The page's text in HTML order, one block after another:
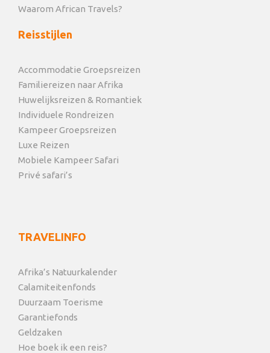
Waarom African Travels?
Reisstijlen
Accommodatie Groepsreizen
Familiereizen naar Afrika
Huwelijksreizen & Romantiek
Individuele Rondreizen
Kampeer Groepsreizen
Luxe Reizen
Mobiele Kampeer Safari
Privé safari’s
TRAVELINFO
Afrika’s Natuurkalender
Calamiteitenfonds
Duurzaam Toerisme
Garantiefonds
Geldzaken
Hoe boek ik een reis?